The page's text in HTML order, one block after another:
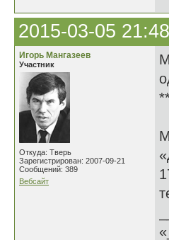
2015-03-05
Игорь Мангазеев
Участник
Откуда: Тверь
Зарегистрирован: 2007-09-21
Сообщений: 389
Вебсайт